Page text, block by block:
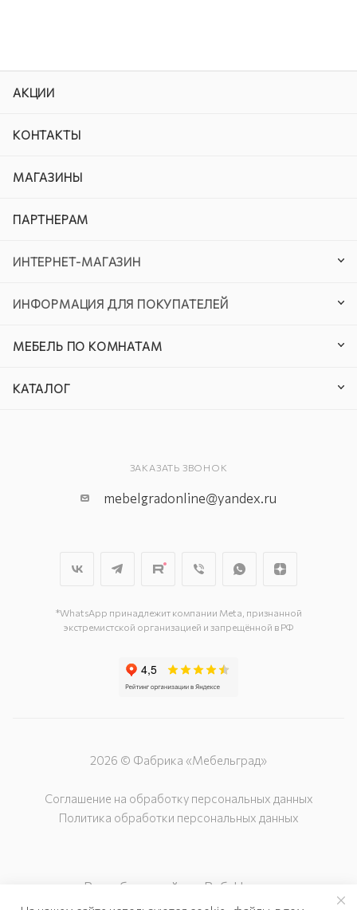
АКЦИИ
КОНТАКТЫ
МАГАЗИНЫ
ПАРТНЕРАМ
ИНТЕРНЕТ-МАГАЗИН
ИНФОРМАЦИЯ ДЛЯ ПОКУПАТЕЛЕЙ
МЕБЕЛЬ ПО КОМНАТАМ
КАТАЛОГ
ЗАКАЗАТЬ ЗВОНОК
mebelgradonline@yandex.ru
*WhatsApp принадлежит компании Meta, признанной
экстремистской организацией и запрещённой в РФ
2026 © Фабрика «Мебельград»
Соглашение на обработку персональных данных
Политика обработки персональных данных
Разработка сайта – Веб-Центр